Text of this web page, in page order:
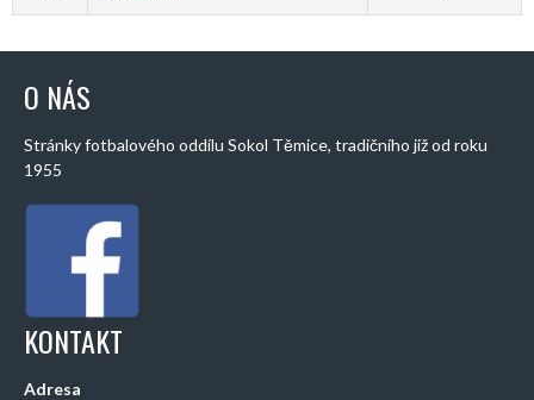
O NÁS
Stránky fotbalového oddílu Sokol Těmice, tradičního již od roku
1955
KONTAKT
Adresa